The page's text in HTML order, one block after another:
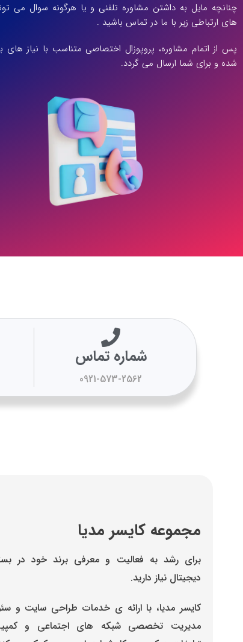
چنانچه مایل به داشتن مشاوره تلفنی و یا هرگونه سوال می
های ارتباطی زیر با ما در تماس باشید .
پس از اتمام مشاوره، پروپوزال اختصاصی متناسب با نیاز های
شده و برای شما ارسال می گردد.
شماره تماس
0921-573-2562
مجموعه کایسر مدیا
برای رشد به فعالیت و معرفی برند خود در
دیجیتال نیاز دارید.
کایسر مدیا، با ارائه ی خدمات طراحی سایت و
مدیریت تخصصی شبکه های اجتماعی و